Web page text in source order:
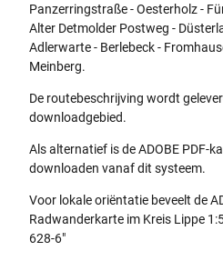
Panzerringstraße - Oesterholz -
Alter Detmolder Postweg -
Adlerwarte - Berlebeck -
Meinberg.
De routebeschrijving wordt
downloadgebied.
Als alternatief is de ADOBE PDF-
downloaden vanaf dit systeem.
Voor lokale oriëntatie beveelt de
Radwanderkarte im Kreis Lippe
628-6"